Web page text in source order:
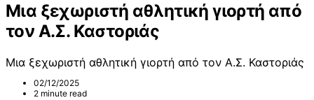
Μια ξεχωριστή αθλητική γιορτή από
τον Α.Σ. Καστοριάς
Μια ξεχωριστή αθλητική γιορτή από τον Α.Σ. Καστοριάς
02/12/2025
2 minute read